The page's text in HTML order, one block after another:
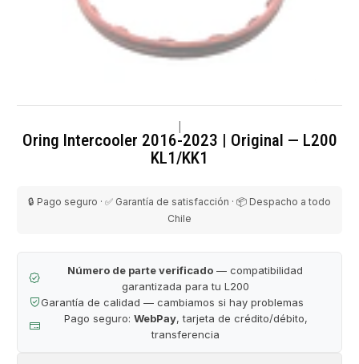
Oring Intercooler 2016-2023 | Original — L200
KL1/KK1
🔒 Pago seguro · ✅ Garantía de satisfacción · 📦 Despacho a todo
Chile
Número de parte verificado — compatibilidad
garantizada para tu L200
Garantía de calidad — cambiamos si hay problemas
Pago seguro: WebPay, tarjeta de crédito/débito,
transferencia